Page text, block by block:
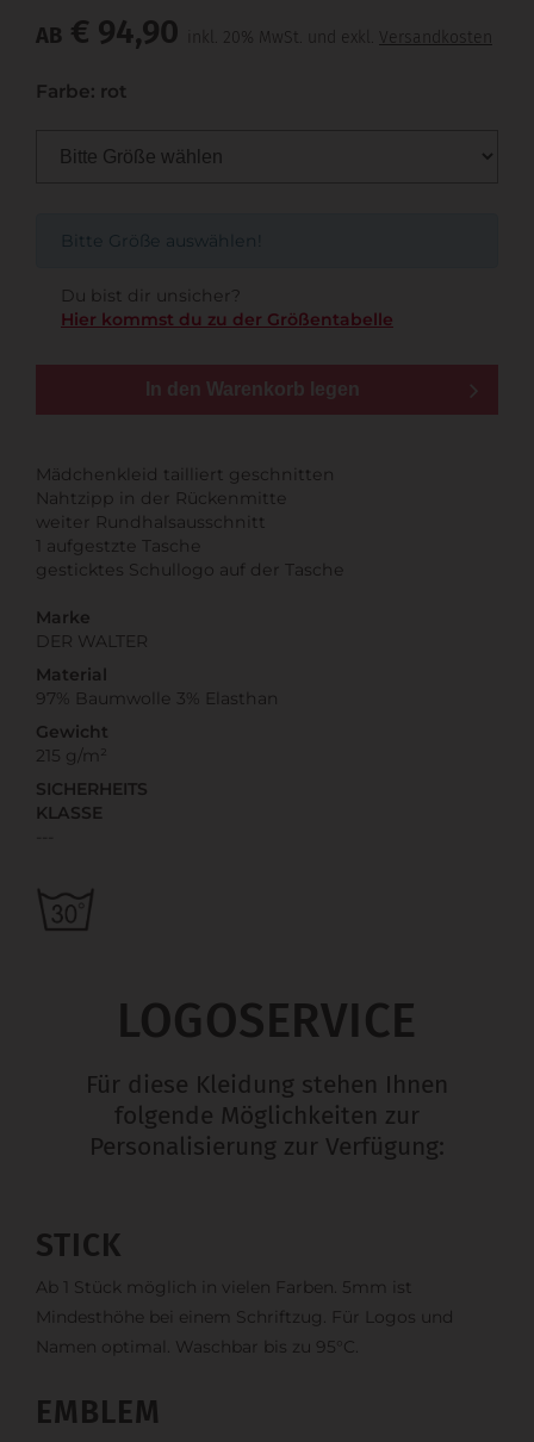
AB € 94,90 inkl. 20% MwSt. und exkl. Versandkosten
Farbe: rot
Bitte Größe auswählen!
Du bist dir unsicher?
Hier kommst du zu der Größentabelle
In den Warenkorb legen
Mädchenkleid tailliert geschnitten
Nahtzipp in der Rückenmitte
weiter Rundhalsausschnitt
1 aufgestzte Tasche
gesticktes Schullogo auf der Tasche
Marke
DER WALTER
Material
97% Baumwolle 3% Elasthan
Gewicht
215 g/m²
SICHERHEITS
KLASSE
LOGOSERVICE
Für diese Kleidung stehen Ihnen
folgende Möglichkeiten zur
Personalisierung zur Verfügung:
STICK
Ab 1 Stück möglich in vielen Farben. 5mm ist
Mindesthöhe bei einem Schriftzug. Für Logos und
Namen optimal. Waschbar bis zu 95°C.
EMBLEM